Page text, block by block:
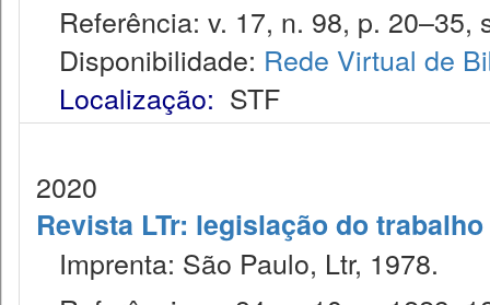
Referência: v. 17, n. 98, p. 20–35,
Disponibilidade: Rede Virtual de
Localização: STF
2020
Revista LTr: legislação do trabalho
Imprenta: São Paulo, Ltr, 1978.